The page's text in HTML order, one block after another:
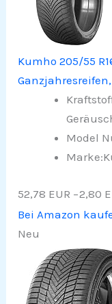
Kumho 205/55
Ganzjahresreifen,
Model
52,78 EUR −2,80
Bei Amazon
Neu